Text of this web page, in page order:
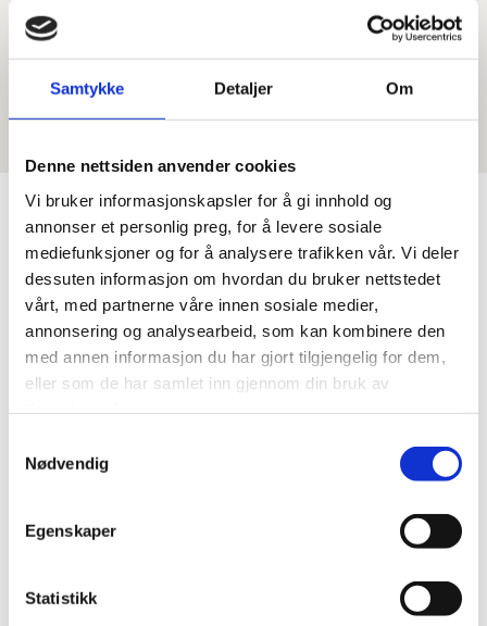
Samtykke Detaljer Om
Denne nettsiden anvender cookies
Vi bruker informasjonskapsler for å gi innhold og
annonser et personlig preg, for å levere sosiale
mediefunksjoner og for å analysere trafikken vår. Vi deler
dessuten informasjon om hvordan du bruker nettstedet
vårt, med partnerne våre innen sosiale medier,
annonsering og analysearbeid, som kan kombinere den
med annen informasjon du har gjort tilgjengelig for dem,
eller som de har samlet inn gjennom din bruk av
Nødvendig
Egenskaper
Statistikk
og restaurering. Vi selger også flis i små og store mengder til
kunder som har behov for det.
Produktkatalog